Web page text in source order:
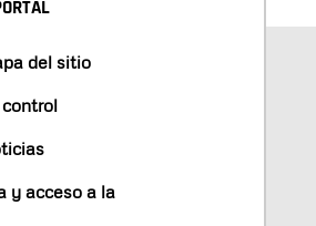
del sitio
y acceso a la